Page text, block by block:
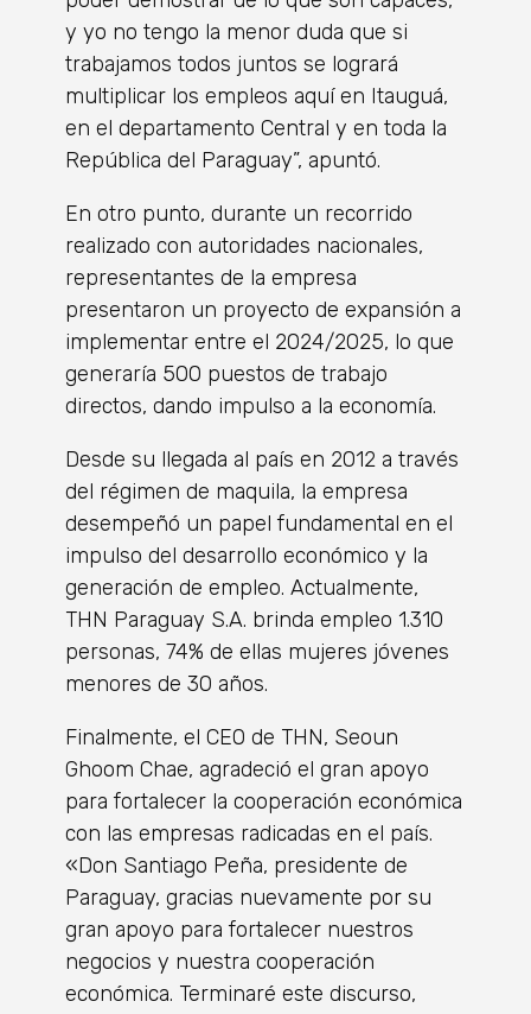
y yo no tengo la menor duda que si
trabajamos todos juntos se logrará
multiplicar los empleos aquí en Itauguá,
en el departamento Central y en toda la
República del Paraguay”, apuntó.
En otro punto, durante un recorrido
realizado con autoridades nacionales,
representantes de la empresa
presentaron un proyecto de expansión a
implementar entre el 2024/2025, lo que
generaría 500 puestos de trabajo
directos, dando impulso a la economía.
Desde su llegada al país en 2012 a través
del régimen de maquila, la empresa
desempeñó un papel fundamental en el
impulso del desarrollo económico y la
generación de empleo. Actualmente,
THN Paraguay S.A. brinda empleo 1.310
personas, 74% de ellas mujeres jóvenes
menores de 30 años.
Finalmente, el CEO de THN, Seoun
Ghoom Chae, agradeció el gran apoyo
para fortalecer la cooperación económica
con las empresas radicadas en el país.
«Don Santiago Peña, presidente de
Paraguay, gracias nuevamente por su
gran apoyo para fortalecer nuestros
negocios y nuestra cooperación
económica. Terminaré este discurso,